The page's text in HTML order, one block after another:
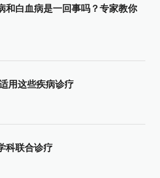
和白血病是一回事吗？专家教你
用这些疾病诊疗
科联合诊疗